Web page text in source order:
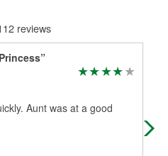
reviews
Aunt was at a good